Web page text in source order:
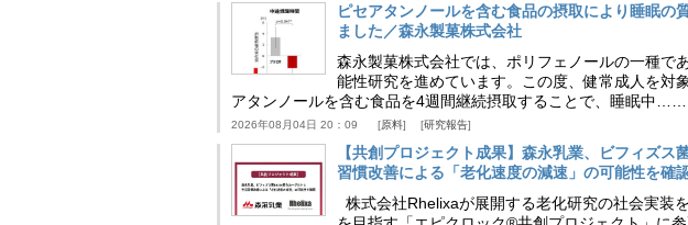
ピセアタンノールを含む食品の摂取により睡眠の
ました／森永製菓株式会社
森永製菓株式会社では、ポリフェノールの一種で
能性研究を進めています。この度、健常成人を対
アタンノールを含む食品を4週間継続摂取することで、睡眠中……
2026年08月04日 20：09 原料 研究報告
【共創プロジェクト成果】森永乳業、ビフィズ
習慣改善による「老化速度の減速」の可能性を確
株式会社Rhelixaが展開する老化研究の社会実装